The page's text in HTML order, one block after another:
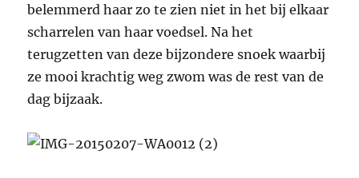
belemmerd haar zo te zien niet in het bij elkaar
scharrelen van haar voedsel. Na het
terugzetten van deze bijzondere snoek waarbij
ze mooi krachtig weg zwom was de rest van de
dag bijzaak.